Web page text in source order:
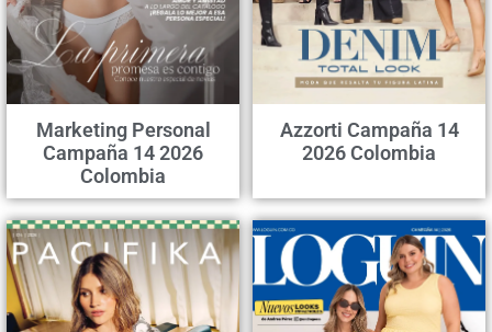
Marketing Personal
Campaña 14 2026
Colombia
Azzorti Campaña 14
2026 Colombia